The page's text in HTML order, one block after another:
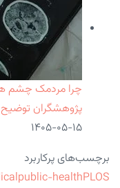
چرا مردمک چشم
پژوهشگران
۱۴۰۵-۰۵-۱۵
برچسب‌های پرکاربرد
public-healthPLOS